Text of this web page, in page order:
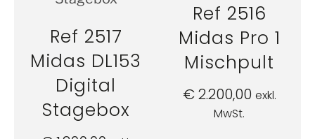
Ref 2517
Midas DL153
Digital
Stagebox
Ref 2516
Midas Pro 1
Mischpult
€2.200,00 exkl.
MwSt.